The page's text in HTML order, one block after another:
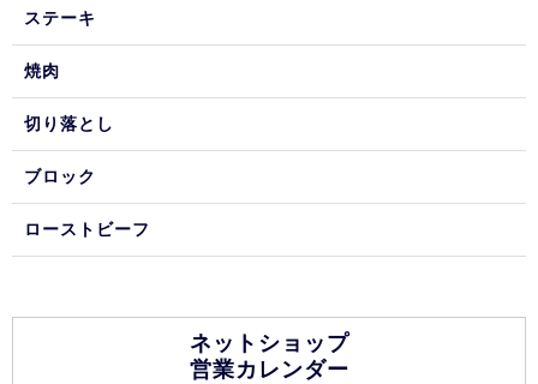
ステーキ
焼肉
切り落とし
ブロック
ローストビーフ
ネットショップ
営業カレンダー